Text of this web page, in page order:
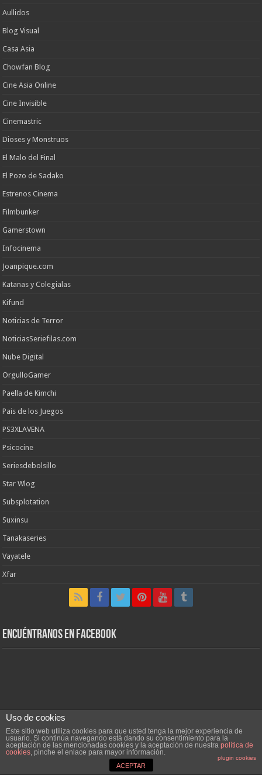
Aullidos
Blog Visual
Casa Asia
Chowfan Blog
Cine Asia Online
Cine Invisible
Cinemastric
Dioses y Monstruos
El Malo del Final
El Pozo de Sadako
Estrenos Cinema
Filmbunker
Gamerstown
Infocinema
Joanpique.com
Katanas y Colegialas
Kifund
Noticias de Terror
NoticiasSeriefilas.com
Nube Digital
OrgulloGamer
Paella de Kimchi
Pais de los Juegos
PS3XLAVENA
Psicocine
Seriesdebolsillo
Star Wlog
Subsplotation
Suxinsu
Tanakaseries
Vayatele
Xfar
Encuéntranos en Facebook
Uso de cookies
Este sitio web utiliza cookies para que usted tenga la mejor experiencia de
usuario. Si continúa navegando está dando su consentimiento para la
aceptación de las mencionadas cookies y la aceptación de nuestra política de
cookies, pinche el enlace para mayor información.
plugin cookies
ACEPTAR